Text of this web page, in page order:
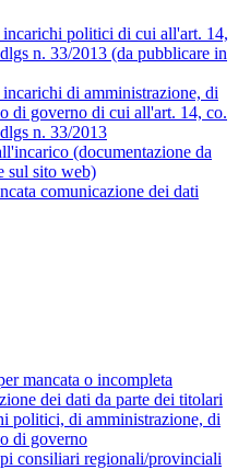
politici di cui all'art. 14,
n. 33/2013 (da pubblicare in
di amministrazione, di
di governo di cui all'art. 14, co.
n. 33/2013
(documentazione da
sul sito web)
comunicazione dei dati
mancata o incompleta
dei dati da parte dei titolari
politici, di amministrazione, di
di governo
consiliari regionali/provinciali